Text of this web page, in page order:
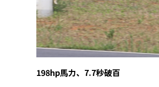
198hp馬力、7.7秒破百